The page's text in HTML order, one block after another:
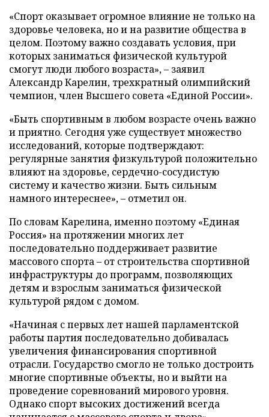
«Спорт оказывает огромное влияние не только на
здоровье человека, но и на развитие общества в
целом. Поэтому важно создавать условия, при
которых заниматься физической культурой
смогут люди любого возраста», – заявил
Александр Карелин, трехкратный олимпийский
чемпион, член Высшего совета «Единой России».
«Быть спортивным в любом возрасте очень важно
и приятно. Сегодня уже существует множество
исследований, которые подтверждают:
регулярные занятия физкультурой положительно
влияют на здоровье, сердечно-сосудистую
систему и качество жизни. Быть сильным
намного интереснее», – отметил он.
По словам Карелина, именно поэтому «Единая
Россия» на протяжении многих лет
последовательно поддерживает развитие
массового спорта – от строительства спортивной
инфраструктуры до программ, позволяющих
детям и взрослым заниматься физической
культурой рядом с домом.
«Начиная с первых лет нашей парламентской
работы партия последовательно добивалась
увеличения финансирования спортивной
отрасли. Государство смогло не только достроить
многие спортивные объекты, но и выйти на
проведение соревнований мирового уровня.
Однако спорт высоких достижений всегда